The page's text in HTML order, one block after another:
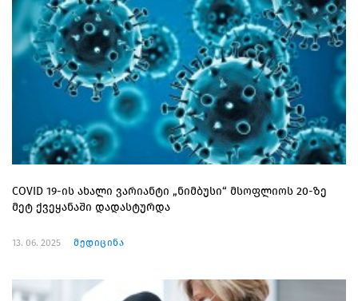
COVID 19-ის ახალი ვარიანტი „ნიმბუსი“ მსოფლიოს 20-ზე
მეტ ქვეყანაში დადასტურდა
13. 06. 2025 მედიცინა